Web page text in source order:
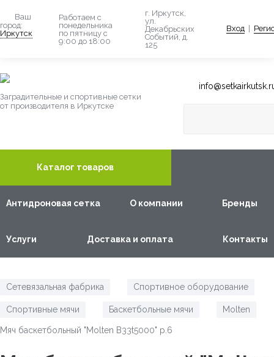
Ваш
город:
Иркутск
Работаем с
понедельника
по пятницу с
9:00 до 18:00
г. Иркутск,
ул.
Декабрьских
Событий, д.
125
Вход
Заградительные и спортивные сетки
от производителя в Иркутске
Каталог товаров
Антидроновая сетка О компании Бренды
Услуги Доставка и оплата Контакты
Сетевязальная фабрика Спортивное оборудование
Спортивные мячи
Баскетбольные мячи Molten
Мяч баскетбольный "Molten B33t5000" р.6